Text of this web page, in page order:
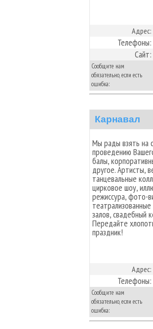
Адрес:
Телефоны:
Сайт:
Сообщите нам
обязательно, если есть
ошибка:
Карнавал
Мы рады взять на
проведению
балы,
другое. Артисты,
танцевальные
цирковое шоу,
режиссура, фото-
залов, свадебный
Передайте
праздник!
Адрес:
Телефоны:
Сообщите нам
обязательно, если есть
ошибка: